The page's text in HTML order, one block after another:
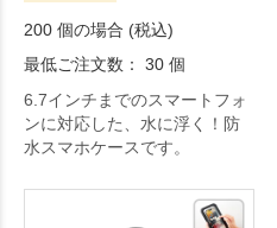
200 個の場合 (税込)
最低ご注文数： 30 個
6.7インチまでのスマートフォ
ンに対応した、水に浮く！防
水スマホケースです。